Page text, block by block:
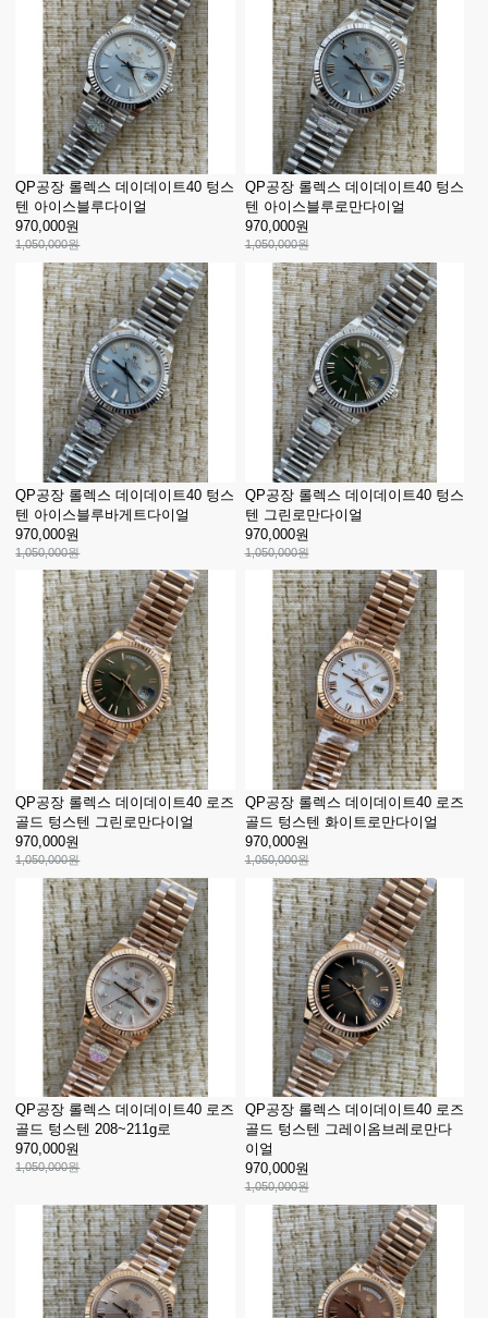
QP공장 롤렉스 데이데이트40 텅스
텐 아이스블루다이얼
970,000원
1,050,000원
QP공장 롤렉스 데이데이트40 텅스
텐 아이스블루로만다이얼
970,000원
1,050,000원
QP공장 롤렉스 데이데이트40 텅스
텐 아이스블루바게트다이얼
970,000원
1,050,000원
QP공장 롤렉스 데이데이트40 텅스
텐 그린로만다이얼
970,000원
1,050,000원
QP공장 롤렉스 데이데이트40 로즈
골드 텅스텐 그린로만다이얼
970,000원
1,050,000원
QP공장 롤렉스 데이데이트40 로즈
골드 텅스텐 화이트로만다이얼
970,000원
1,050,000원
QP공장 롤렉스 데이데이트40 로즈
골드 텅스텐 208~211g로
970,000원
1,050,000원
QP공장 롤렉스 데이데이트40 로즈
골드 텅스텐 그레이옴브레로만다
이얼
970,000원
1,050,000원